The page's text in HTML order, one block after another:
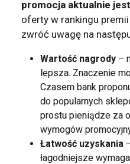
promocja aktualnie
oferty w rankingu premii
zwróć uwagę na
Wartość nagrody –
lepsza. Znaczenie
Czasem bank
do popularnych
prostu pieniądze za
wymogów
Łatwość uzyskania
łagodniejsze